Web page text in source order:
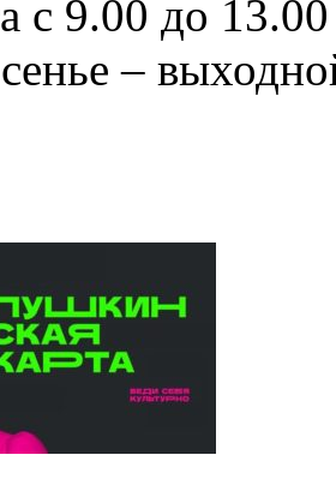
с 9.00 до 13.00
–